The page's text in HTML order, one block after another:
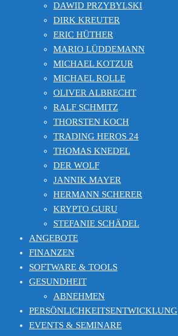
DAWID PRZYBYLSKI
DIRK KREUTER
ERIC HÜTHER
MARIO LÜDDEMANN
MICHAEL KOTZUR
MICHAEL ROLLE
OLIVER ALBRECHT
RALF SCHMITZ
THORSTEN KOCH
TRADING HEROS 24
THOMAS KNEDEL
DER WOLF
JANNIK MAYER
HERMANN SCHERER
KRYPTO GURU
STEFANIE SCHÄDEL
ANGEBOTE
FINANZEN
SOFTWARE & TOOLS
GESUNDHEIT
ABNEHMEN
PERSÖNLICHKEITSENTWICKLUNG
EVENTS & SEMINARE